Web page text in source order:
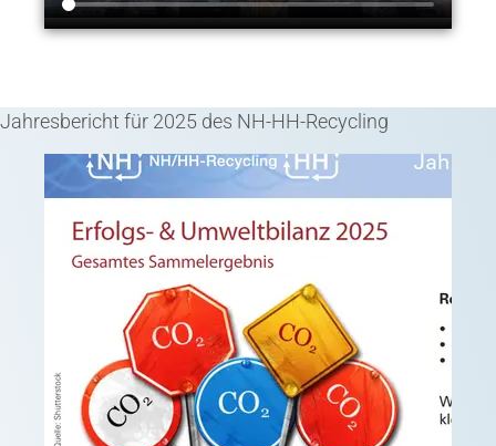
Jahresbericht für 2025 des NH-HH-Recycling